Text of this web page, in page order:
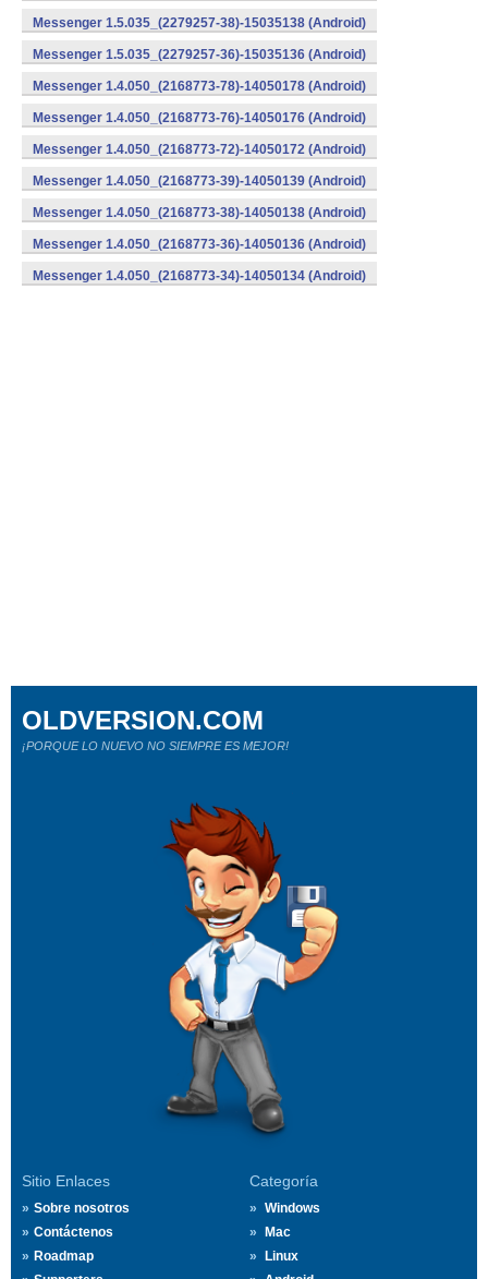
Messenger 1.5.035_(2279257-38)-15035138 (Android)
Messenger 1.5.035_(2279257-36)-15035136 (Android)
Messenger 1.4.050_(2168773-78)-14050178 (Android)
Messenger 1.4.050_(2168773-76)-14050176 (Android)
Messenger 1.4.050_(2168773-72)-14050172 (Android)
Messenger 1.4.050_(2168773-39)-14050139 (Android)
Messenger 1.4.050_(2168773-38)-14050138 (Android)
Messenger 1.4.050_(2168773-36)-14050136 (Android)
Messenger 1.4.050_(2168773-34)-14050134 (Android)
Sitio Enlaces
Sobre nosotros
Contáctenos
Roadmap
Categoría
Windows
Mac
Linux
OLDVERSION.COM
¡PORQUE LO NUEVO NO SIEMPRE ES MEJOR!